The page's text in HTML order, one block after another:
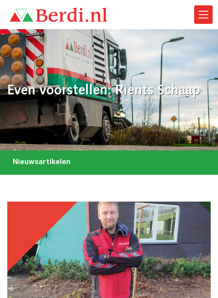
Even voorstellen: Rients Schaap
Nieuwsartikelen